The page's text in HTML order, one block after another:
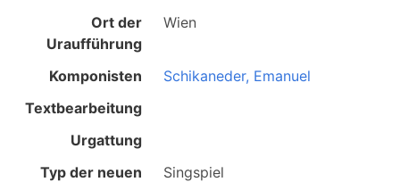
Ort der
Uraufführung
Wien
Komponisten
Schikaneder, Emanuel
Textbearbeitung
Urgattung
Typ der neuen
Singspiel